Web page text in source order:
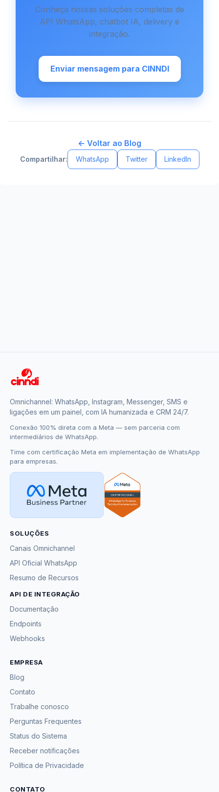
Conheça nossas soluções completas de
API WhatsApp, chatbot IA, delivery e
integração.
Enviar mensagem para CINNDI
← Voltar ao Blog
Compartilhar: WhatsApp Twitter LinkedIn
Omnichannel: WhatsApp, Instagram, Messenger, SMS e
ligações em um painel, com IA humanizada e CRM 24/7.
Conexão 100% direta com a Meta — sem parceria com
intermediários de WhatsApp.
Time com certificação Meta em implementação de WhatsApp
para empresas.
SOLUÇÕES
Canais Omnichannel
API Oficial WhatsApp
Resumo de Recursos
API DE INTEGRAÇÃO
Documentação
Endpoints
Webhooks
EMPRESA
Blog
Contato
Trabalhe conosco
Perguntas Frequentes
Status do Sistema
Receber notificações
Política de Privacidade
CONTATO